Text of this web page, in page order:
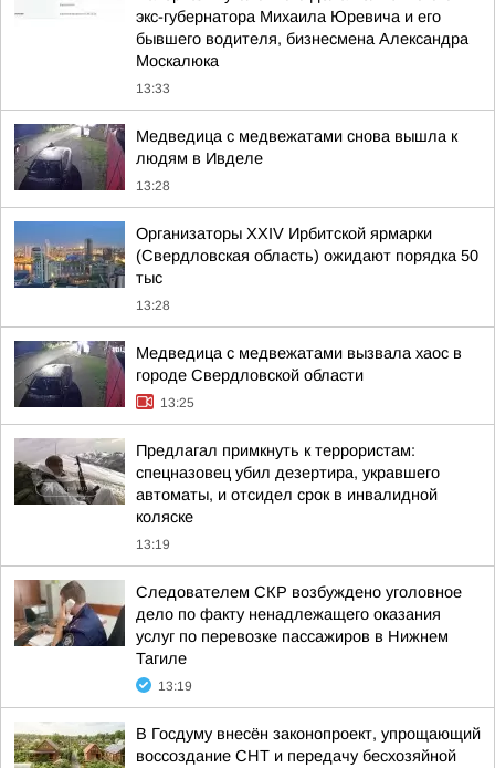
экс-губернатора Михаила Юревича и его
бывшего водителя, бизнесмена Александра
Москалюка
13:33
Медведица с медвежатами снова вышла к
людям в Ивделе
13:28
Организаторы XXIV Ирбитской ярмарки
(Свердловская область) ожидают порядка 50
тыс
13:28
Медведица с медвежатами вызвала хаос в
городе Свердловской области
13:25
Предлагал примкнуть к террористам:
спецназовец убил дезертира, укравшего
автоматы, и отсидел срок в инвалидной
коляске
13:19
Следователем СКР возбуждено уголовное
дело по факту ненадлежащего оказания
услуг по перевозке пассажиров в Нижнем
Тагиле
13:19
В Госдуму внесён законопроект, упрощающий
воссоздание СНТ и передачу бесхозяйной